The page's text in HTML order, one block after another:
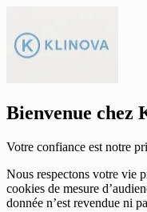
Bienvenue chez
Votre confiance est notre
Nous respectons votre vie
cookies de mesure
donnée n’est revendue ni